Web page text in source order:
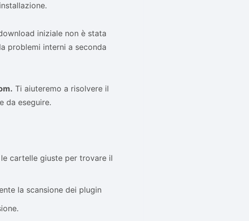
iniziale non è stata
problemi interni a seconda
Ti aiuteremo a risolvere il
da eseguire.
cartelle giuste per trovare il
la scansione dei plugin